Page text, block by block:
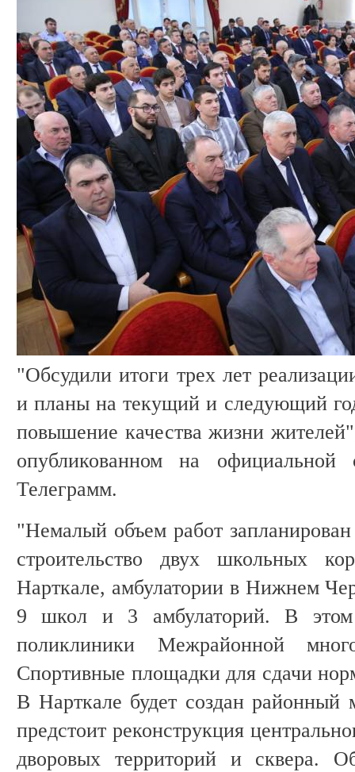
"Обсудили итоги трех лет
и планы на текущий и следующий
повышение качества жизни
опубликованном на
Телеграмм.
"Немалый объем работ
строительство двух школьных
Нарткале, амбулатории в Нижнем
9 школ и 3 амбулаторий. В этом
поликлиники Межрайонной
Спортивные площадки для сдачи
В Нарткале будет создан районный
предстоит реконструкция
дворовых территорий и сквера.